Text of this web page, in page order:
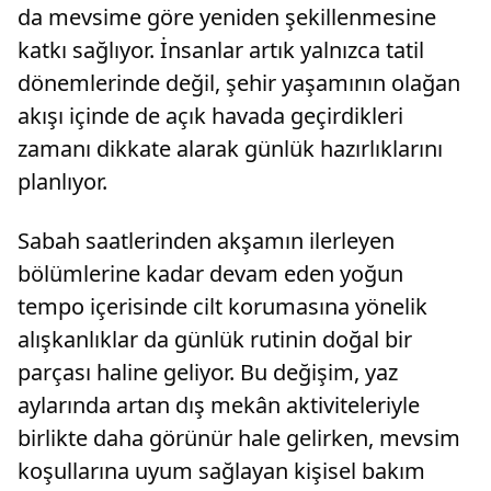
da mevsime göre yeniden şekillenmesine
katkı sağlıyor. İnsanlar artık yalnızca tatil
dönemlerinde değil, şehir yaşamının olağan
akışı içinde de açık havada geçirdikleri
zamanı dikkate alarak günlük hazırlıklarını
planlıyor.
Sabah saatlerinden akşamın ilerleyen
bölümlerine kadar devam eden yoğun
tempo içerisinde cilt korumasına yönelik
alışkanlıklar da günlük rutinin doğal bir
parçası haline geliyor. Bu değişim, yaz
aylarında artan dış mekân aktiviteleriyle
birlikte daha görünür hale gelirken, mevsim
koşullarına uyum sağlayan kişisel bakım